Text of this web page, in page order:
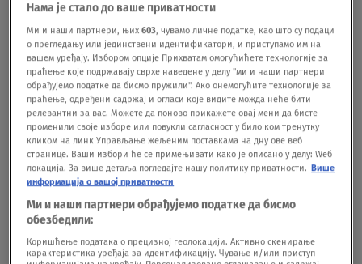
neposredno u školi je 14. jula 2022, dok će dan
kasnije 15. jula biti objavljen konačni raspored
učenika po školama u drugom upisnom krugu.Od
14. do 20. jula je upis učenika u srednje škole
posle prvog i drugog upisnog kruga.Sve aktivnosti
vezane za završetak osnovne škole, kao i upis u
srednju školu obavljaće se bez podnošenja
ijednog papira, jednim logovanjem na portalu
mojasrednjaskola.gov.rs.
Matura odrađena po procedurama, nije prijatno
Нама је стало до ваше приватности
Ми и наши партнери, њих603, чувамо личне податке, као што су подаци
о прегледању или јединствени идентификатори, и приступамо им на
вашем уређају. Избором опције Прихватам омогућићете технологије за
праћење које подржавају сврхе наведене у делу "ми и наши партнери
обрађујемо податке да бисмо пружили". Ако онемогућите технологије за
праћење, одређени садржај и огласи које видите можда неће бити
релевантни за вас. Можете да поново прикажете овај мени да бисте
променили своје изборе или повукли сагласност у било ком тренутку
кликом на линк Управљање жељеним поставкама на дну ове веб
странице. Ваши избори ће се примењивати како је описано у делу: Wеб
локација. За више детаља погледајте нашу политику приватности. Више
информација о вашој приватности
Ми и наши партнери обрађујемо податке да бисмо
обезбедили:
Коришћење података о прецизној геолокацији. Активно скенирање
карактеристика уређаја за идентификацију. Чување и/или приступ